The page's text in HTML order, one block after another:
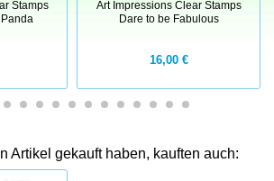
Stamps
Art Impressions Clear Stamps
Dare to be Fabulous
16,00 €
Artikel gekauft haben, kauften auch: